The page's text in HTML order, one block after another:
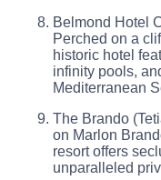
Belmond Hotel
Perched on a
historic hotel
infinity pools,
Mediterranean
The Brando
on Marlon
resort offers
unparalleled